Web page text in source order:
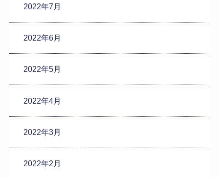
2022年7月
2022年6月
2022年5月
2022年4月
2022年3月
2022年2月